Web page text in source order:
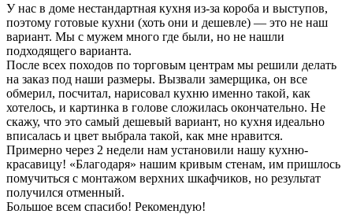
У нас в доме нестандартная кухня из-за короба и выступов,
поэтому готовые кухни (хоть они и дешевле) — это не наш
вариант. Мы с мужем много где были, но не нашли
подходящего варианта.
После всех походов по торговым центрам мы решили делать
на заказ под наши размеры. Вызвали замерщика, он все
обмерил, посчитал, нарисовал кухню именно такой, как
хотелось, и картинка в голове сложилась окончательно. Не
скажу, что это самый дешевый вариант, но кухня идеально
вписалась и цвет выбрала такой, как мне нравится.
Примерно через 2 недели нам установили нашу кухню-
красавицу! «Благодаря» нашим кривым стенам, им пришлось
помучиться с монтажом верхних шкафчиков, но результат
получился отменный.
Большое всем спасибо! Рекомендую!